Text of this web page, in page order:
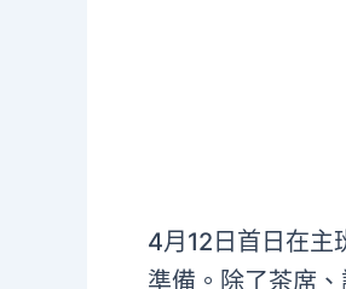
4月12日首日在主
準備。除了茶席